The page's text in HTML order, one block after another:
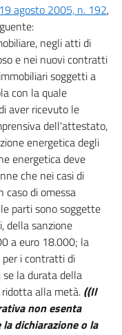
agosto 2005, n. 192,
negli atti di
e nei nuovi contratti
soggetti a
con la quale
aver ricevuto le
dell'attestato,
energetica degli
energetica deve
che nei casi di
caso di omessa
parti sono soggette
della sanzione
a euro 18.000; la
per i contratti di
la durata della
ridotta alla metà. ((Il
non esenta
dichiarazione o la